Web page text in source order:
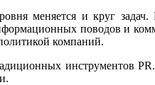
меняется и круг
поводов и
компаний.
инструментов